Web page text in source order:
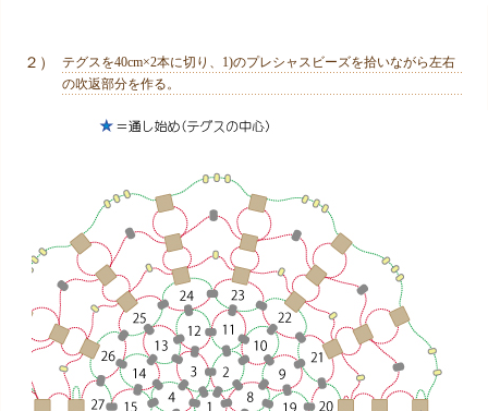
２）
テグスを40cm×2本に切り、1)のプレシャスビーズを拾いながら左右
の吹返部分を作る。